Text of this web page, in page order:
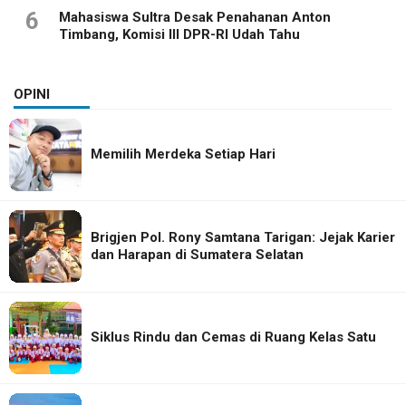
6
Mahasiswa Sultra Desak Penahanan Anton
Timbang, Komisi III DPR-RI Udah Tahu
OPINI
Memilih Merdeka Setiap Hari
Brigjen Pol. Rony Samtana Tarigan: Jejak Karier
dan Harapan di Sumatera Selatan
Siklus Rindu dan Cemas di Ruang Kelas Satu